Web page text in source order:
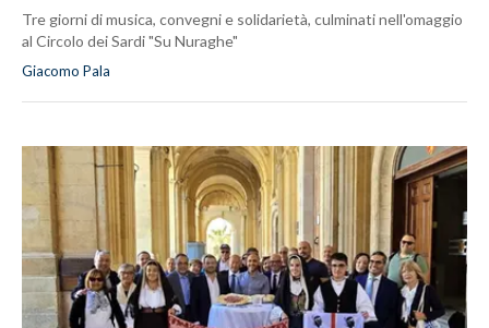
Tre giorni di musica, convegni e solidarietà, culminati nell'omaggio
al Circolo dei Sardi "Su Nuraghe"
Giacomo Pala